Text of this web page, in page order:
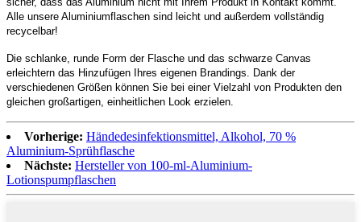
Alle unsere Aluminiumflaschen sind leicht und außerdem vollständig
recycelbar!
Die schlanke, runde Form der Flasche und das schwarze Canvas
erleichtern das Hinzufügen Ihres eigenen Brandings. Dank der
verschiedenen Größen können Sie bei einer Vielzahl von Produkten den
gleichen großartigen, einheitlichen Look erzielen.
Vorherige: Händedesinfektionsmittel, Alkohol, 70 %
Aluminium-Sprühflasche
Nächste: Hersteller von 100-ml-Aluminium-
Lotionspumpflaschen